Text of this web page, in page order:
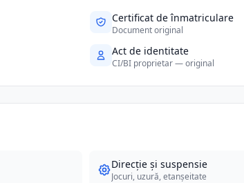
Certificat de înmatriculare
Document original
Act de identitate
CI/BI proprietar — original
Direcție și suspensie
Jocuri, uzură, etanșeitate